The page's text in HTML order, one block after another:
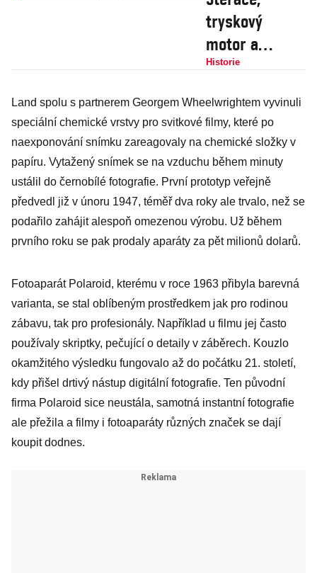
tryskový
motor a
narozeniny.
lidstvo dlouho
nebralo vážně.
Nebo je
dokonce
zakazovalo
Historie
Land spolu s partnerem Georgem Wheelwrightem vyvinuli
speciální chemické vrstvy pro svitkové filmy, které po
naexponování snímku zareagovaly na chemické složky v
papíru. Vytažený snímek se na vzduchu během minuty
ustálil do černobílé fotografie. První prototyp veřejně
předvedl již v únoru 1947, téměř dva roky ale trvalo, než se
podařilo zahájit alespoň omezenou výrobu. Už během
prvního roku se pak prodaly aparáty za pět milionů dolarů.
Fotoaparát Polaroid, kterému v roce 1963 přibyla barevná
varianta, se stal oblíbeným prostředkem jak pro rodinou
zábavu, tak pro profesionály. Například u filmu jej často
používaly skriptky, pečující o detaily v záběrech. Kouzlo
okamžitého výsledku fungovalo až do počátku 21. století,
kdy přišel drtivý nástup digitální fotografie. Ten původní
firma Polaroid sice neustála, samotná instantní fotografie
ale přežila a filmy i fotoaparáty různých značek se dají
koupit dodnes.